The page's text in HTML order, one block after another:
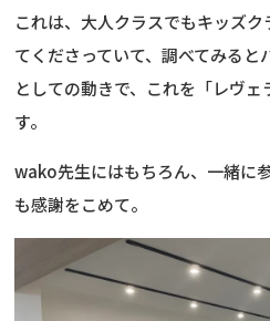
これは、大人クラスでもキッズ
てくださっていて、調べてみると
としての動きで、これを「レヴ
す。
wako先生にはもちろん、一緒に
も感謝をこめて。